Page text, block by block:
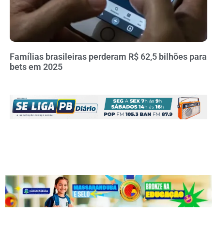
Famílias brasileiras perderam R$ 62,5 bilhões para
bets em 2025